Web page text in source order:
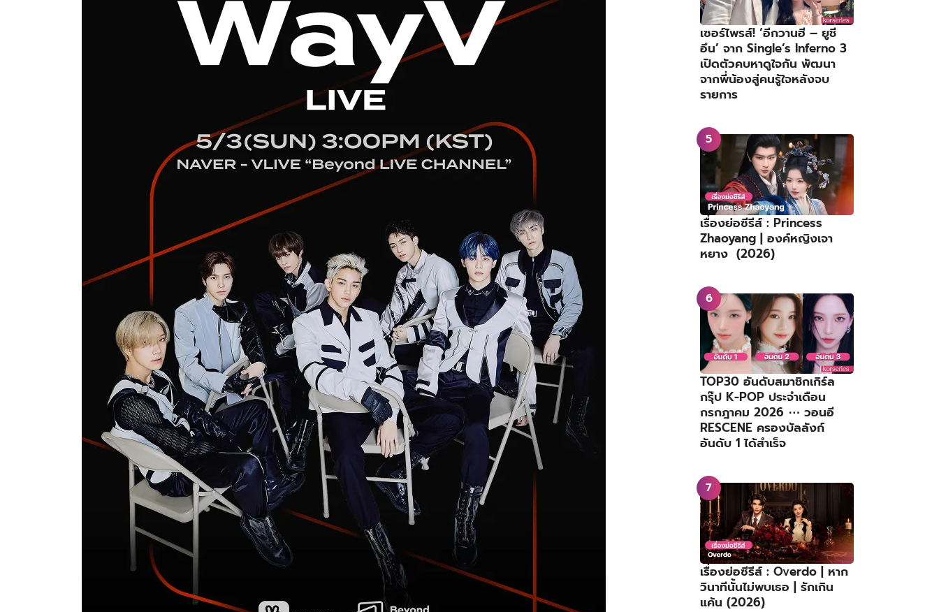
เซอร์ไพรส์! ‘อีกวานฮี – ยูชี
อึน’ จาก Single’s Inferno 3
เปิดตัวคบหาดูใจกัน พัฒนา
จากพี่น้องสู่คนรู้ใจหลังจบ
รายการ
เรื่องย่อซีรีส์ : Princess
Zhaoyang | องค์หญิงเจา
หยาง (2026)
TOP30 อันดับสมาชิกเกิร์ล
กรุ๊ป K-POP ประจำเดือน
กรกฎาคม 2026 ⋯ วอนอี
RESCENE ครองบัลลังก์
อันดับ 1 ได้สำเร็จ
เรื่องย่อซีรีส์ : Overdo | หาก
วินาทีนั้นไม่พบเธอ | รักเกิน
แค้น (2026)